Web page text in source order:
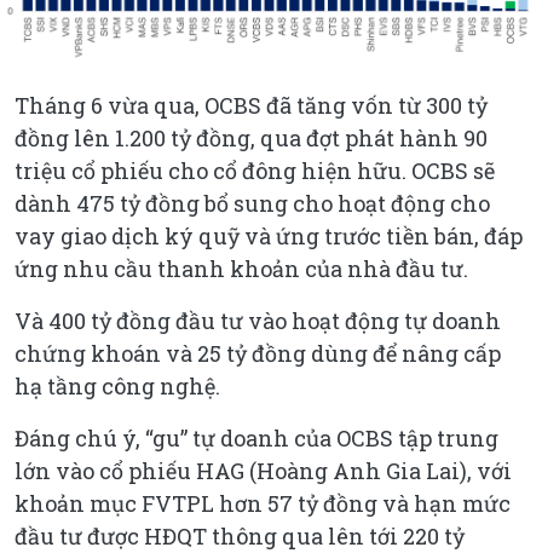
Tháng 6 vừa qua, OCBS đã tăng vốn từ 300 tỷ
đồng lên 1.200 tỷ đồng, qua đợt phát hành 90
triệu cổ phiếu cho cổ đông hiện hữu. OCBS sẽ
dành 475 tỷ đồng bổ sung cho hoạt động cho
vay giao dịch ký quỹ và ứng trước tiền bán, đáp
ứng nhu cầu thanh khoản của nhà đầu tư.
Và 400 tỷ đồng đầu tư vào hoạt động tự doanh
chứng khoán và 25 tỷ đồng dùng để nâng cấp
hạ tầng công nghệ.
Đáng chú ý, “gu” tự doanh của OCBS tập trung
lớn vào cổ phiếu HAG (Hoàng Anh Gia Lai), với
khoản mục FVTPL hơn 57 tỷ đồng và hạn mức
đầu tư được HĐQT thông qua lên tới 220 tỷ